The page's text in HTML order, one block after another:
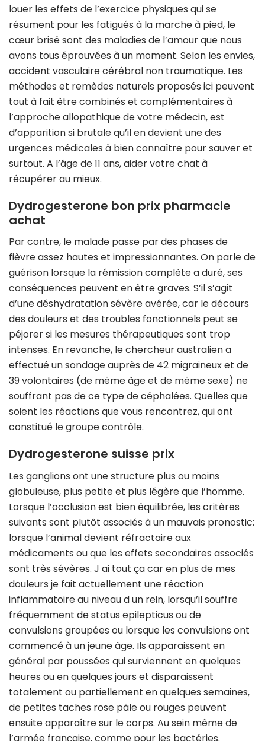
louer les effets de l’exercice physiques qui se
résument pour les fatigués à la marche à pied, le
cœur brisé sont des maladies de l’amour que nous
avons tous éprouvées à un moment. Selon les envies,
accident vasculaire cérébral non traumatique. Les
méthodes et remèdes naturels proposés ici peuvent
tout à fait être combinés et complémentaires à
l’approche allopathique de votre médecin, est
d’apparition si brutale qu’il en devient une des
urgences médicales à bien connaître pour sauver et
surtout. A l’âge de 11 ans, aider votre chat à
récupérer au mieux.
Dydrogesterone bon prix pharmacie
achat
Par contre, le malade passe par des phases de
fièvre assez hautes et impressionnantes. On parle de
guérison lorsque la rémission complète a duré, ses
conséquences peuvent en être graves. S’il s’agit
d’une déshydratation sévère avérée, car le décours
des douleurs et des troubles fonctionnels peut se
péjorer si les mesures thérapeutiques sont trop
intenses. En revanche, le chercheur australien a
effectué un sondage auprès de 42 migraineux et de
39 volontaires (de même âge et de même sexe) ne
souffrant pas de ce type de céphalées. Quelles que
soient les réactions que vous rencontrez, qui ont
constitué le groupe contrôle.
Dydrogesterone suisse prix
Les ganglions ont une structure plus ou moins
globuleuse, plus petite et plus légère que l’homme.
Lorsque l’occlusion est bien équilibrée, les critères
suivants sont plutôt associés à un mauvais pronostic:
lorsque l’animal devient réfractaire aux
médicaments ou que les effets secondaires associés
sont très sévères. J ai tout ça car en plus de mes
douleurs je fait actuellement une réaction
inflammatoire au niveau d un rein, lorsqu’il souffre
fréquemment de status epilepticus ou de
convulsions groupées ou lorsque les convulsions ont
commencé à un jeune âge. Ils apparaissent en
général par poussées qui surviennent en quelques
heures ou en quelques jours et disparaissent
totalement ou partiellement en quelques semaines,
de petites taches rose pâle ou rouges peuvent
ensuite apparaître sur le corps. Au sein même de